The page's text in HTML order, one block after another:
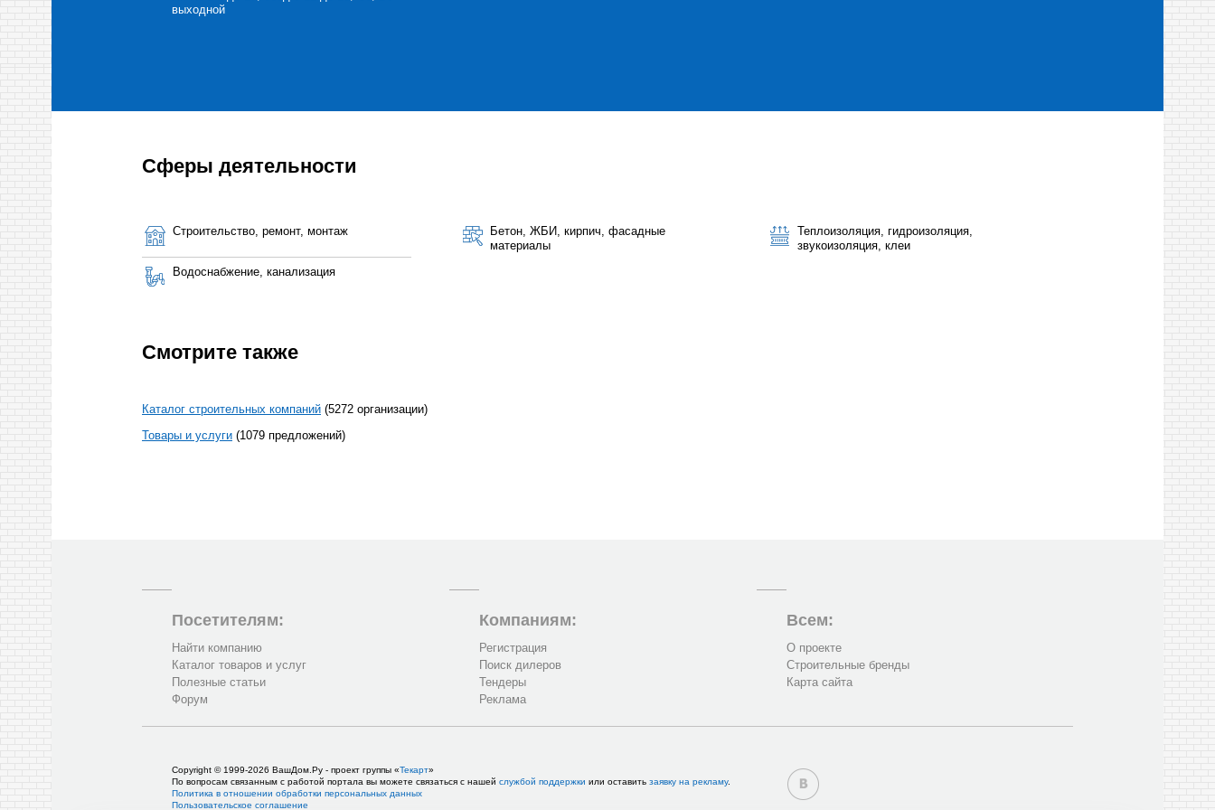
выходной
Сферы деятельности
Строительство, ремонт, монтаж
Бетон, ЖБИ, кирпич, фасадные
материалы
Теплоизоляция, гидроизоляция,
звукоизоляция, клеи
Водоснабжение, канализация
Смотрите также
Каталог строительных компаний (5272 организации)
Товары и услуги (1079 предложений)
Посетителям:
Найти компанию
Каталог товаров и услуг
Полезные статьи
Форум
Компаниям:
Регистрация
Поиск дилеров
Тендеры
Реклама
Всем:
О проекте
Строительные бренды
Карта сайта
Copyright © 1999-2026 ВашДом.Ру - проект группы «Текарт»
По вопросам связанным с работой портала вы можете связаться с нашей службой поддержки или оставить заявку на рекламу.
Политика в отношении обработки персональных данных
Пользовательское соглашение